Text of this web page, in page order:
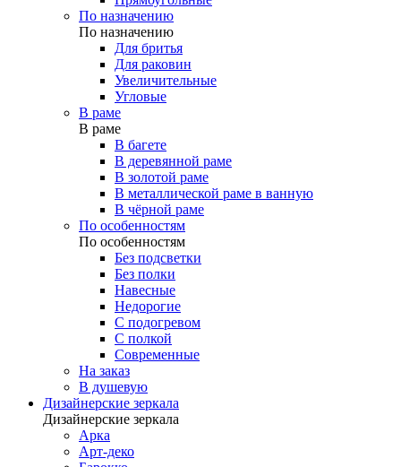
По назначению
По назначению
Для бритья
Для раковин
Увеличительные
Угловые
В раме
В раме
В багете
В деревянной раме
В золотой раме
В металлической раме в ванную
В чёрной раме
По особенностям
По особенностям
Без подсветки
Без полки
Навесные
Недорогие
С подогревом
С полкой
Современные
На заказ
В душевую
Дизайнерские зеркала
Дизайнерские зеркала
Арка
Арт-деко